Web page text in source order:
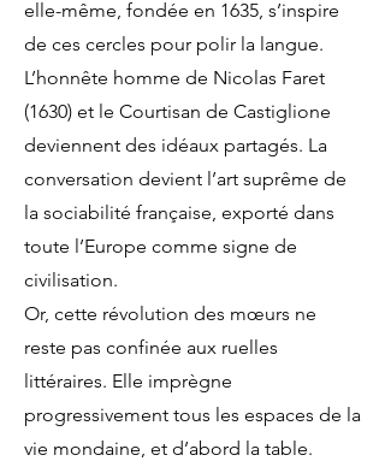
elle-même, fondée en 1635, s’inspire
de ces cercles pour polir la langue.
L’honnête homme de Nicolas Faret
(1630) et le Courtisan de Castiglione
deviennent des idéaux partagés. La
conversation devient l’art suprême de
la sociabilité française, exporté dans
toute l’Europe comme signe de
civilisation.
Or, cette révolution des mœurs ne
reste pas confinée aux ruelles
littéraires. Elle imprègne
progressivement tous les espaces de la
vie mondaine, et d’abord la table.